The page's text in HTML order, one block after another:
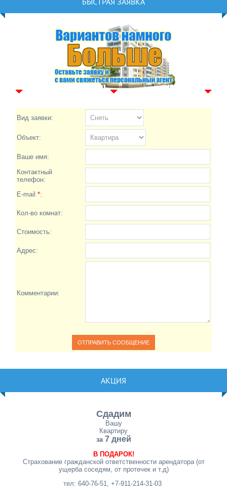
Вид заявки:
Объект:
Ваше имя:
Контактный
телефон:
E-mail *:
Кол-во комнат:
Стоимость:
Адрес:
Комментарии:
АКЦИЯ
Сдадим
Вашу
Квартиру
за 7 дней
В ПОДАРОК!
Страхование гражданской ответственности арендатора (от
ущерба соседям, от протечек и т.д)
тел: 640-76-51, +7-911-214-31-03